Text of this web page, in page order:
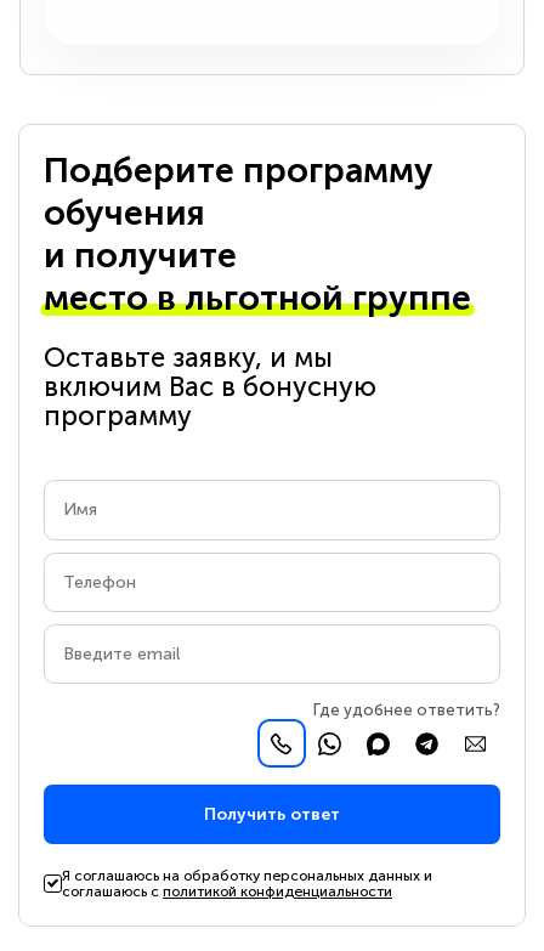
Подберите программу
обучения
и получите
место в льготной группе
Оставьте заявку, и мы
включим Вас в бонусную
программу
Где удобнее ответить?
Получить ответ
Я соглашаюсь на обработку персональных данных и
соглашаюсь сполитикой конфиденциальности